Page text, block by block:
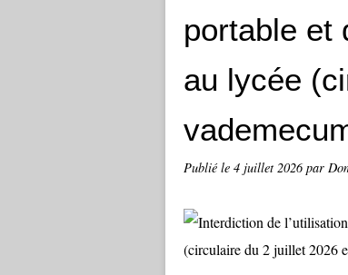
portable et
au lycée
Publié le 4 juillet 2026par